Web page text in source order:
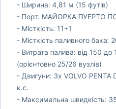
- Ширина: 4,81 м (15 футів)
- Порт: МАЙОРКА ПУЕРТО
- Місткість: 11+1
- Місткість паливного бака:
- Витрата палива: від 150 до
(орієнтовно 25/26 вузлів)
- Двигуни: 3x VOLVO
к.с.
- Максимальна швидкість: